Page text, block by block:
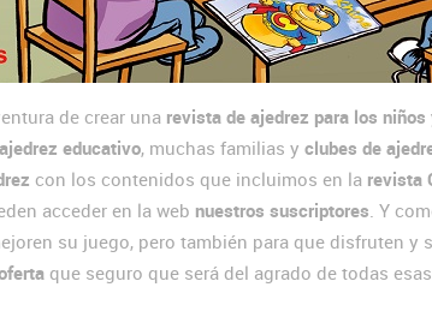
de crear una revista de ajedrez para los niños
educativo, muchas familias y clubes de
con los contenidos que incluimos en la revista
acceder en la web nuestros suscriptores. Y
su juego, pero también para que disfruten y
que seguro que será del agrado de todas